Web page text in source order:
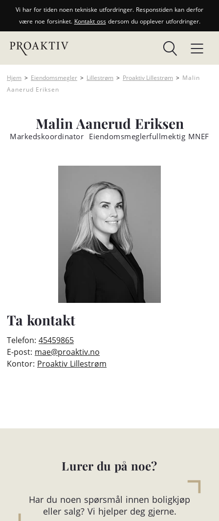
Vi har for tiden noen tekniske utfordringer. Responstiden kan derfor
være noe forsinket. Kontakt ossdersom du opplever utfordringer.
Hjem > Eiendomsmegler > Lillestrøm > Proaktiv Lillestrøm > Malin
Aanerud Eriksen
Malin Aanerud Eriksen
Markedskoordinator ­ Eiendomsmeglerfullmektig MNEF
Ta kontakt
Telefon: 45459865
E-post: mae@proaktiv.no
Kontor: Proaktiv Lillestrøm
Lurer du på noe?
Har du noen spørsmål innen boligkjøp
eller salg? Vi hjelper deg gjerne.